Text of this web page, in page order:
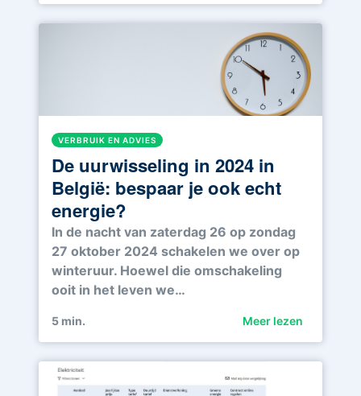
VERBRUIK EN ADVIES
De uurwisseling in 2024 in
België: bespaar je ook echt
energie?
In de nacht van zaterdag 26 op zondag
27 oktober 2024 schakelen we over op
winteruur. Hoewel die omschakeling
ooit in het leven we…
5 min. Meer lezen